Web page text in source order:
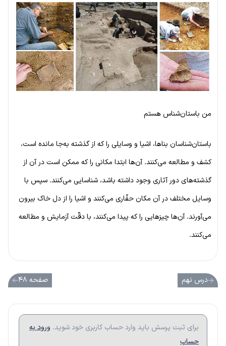
من باستان‌شناس هستم
باستان‌شناسان بناها، اشیا و وسایلی را که از گذشته به‌جا مانده است،
کشف و مطالعه می‌کنند. آن‌ها ابتدا مکانی را که ممکن است در آن از
گذشته‌های دور آثاری وجود داشته باشد، شناسایی می‌کنند. سپس با
وسایل مختلف در آن مکان حفّاری می‌کنند و اشیا را از دل خاک بیرون
می‌آورند. آن‌ها چیزهایی را که پیدا می‌کنند، با دقّت آزمایش و مطالعه
می‌کنند.
درس نهم صفحه ۴۸
برای ثبت پرسش باید وارد حساب کاربری خود شوید. ورود به
حساب